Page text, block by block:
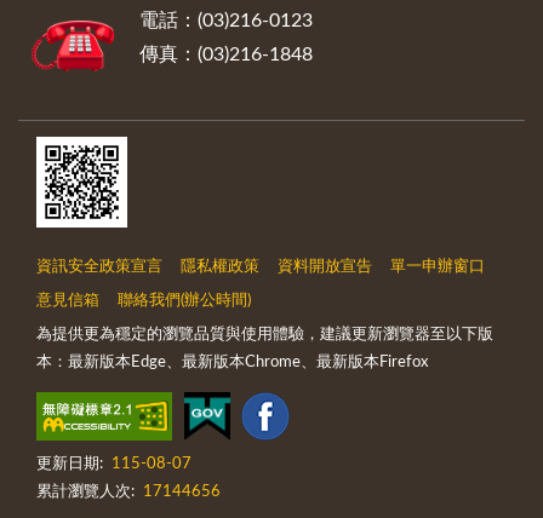
電話：(03)216-0123
傳真：(03)216-1848
資訊安全政策宣言 隱私權政策 資料開放宣告 單一申辦窗口
意見信箱 聯絡我們(辦公時間)
為提供更為穩定的瀏覽品質與使用體驗，建議更新瀏覽器至以下版
本：最新版本Edge、最新版本Chrome、最新版本Firefox
更新日期:
115-08-07
累計瀏覽人次:
17144656